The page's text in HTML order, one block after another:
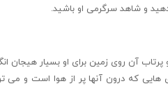
و شاهد سرگرمی او باشید.
پرتاب آن روی زمین برای او بسیار
هایی که درون آنها پر از هوا است و می